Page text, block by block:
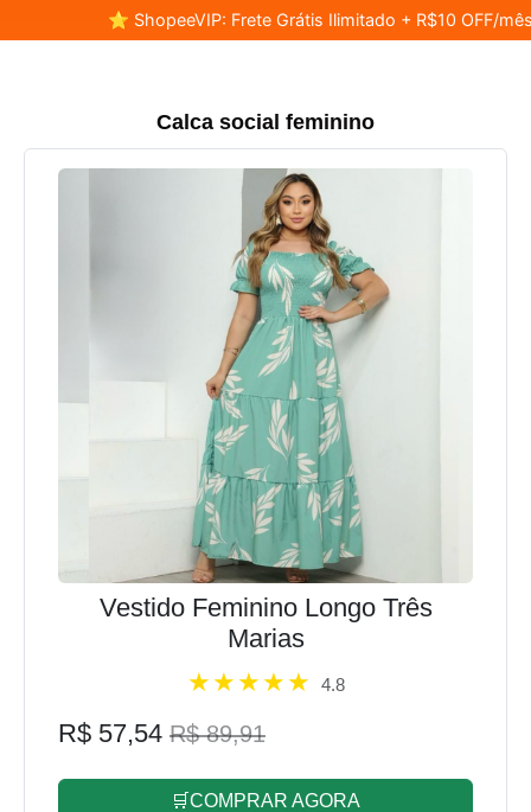
⭐ ShopeeVIP: Frete Grátis Ilimitado + R$10 OFF/
Calca social feminino
Vestido Feminino Longo Três
Marias
4.8
R$ 57,54 R$ 89,91
🛒COMPRAR AGORA